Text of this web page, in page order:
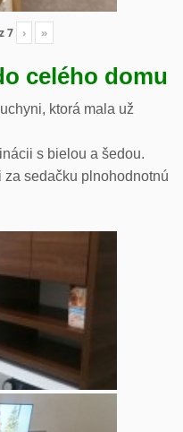
z7 › »
celého domu
ktorá mala už
s bielou a šedou.
sedačku plnohodnotnú